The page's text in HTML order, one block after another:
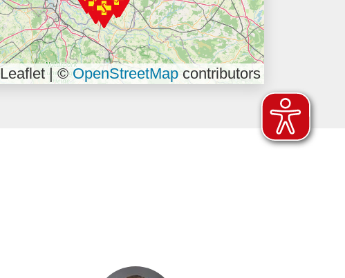
Leaflet | ©OpenStreetMap contributors